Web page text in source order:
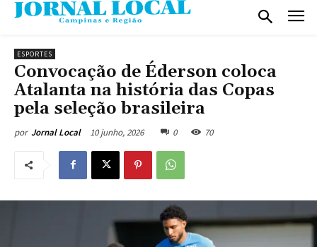
ESPORTES
Convocação de Éderson coloca
Atalanta na história das Copas
pela seleção brasileira
por Jornal Local 10 junho, 2026 0 70